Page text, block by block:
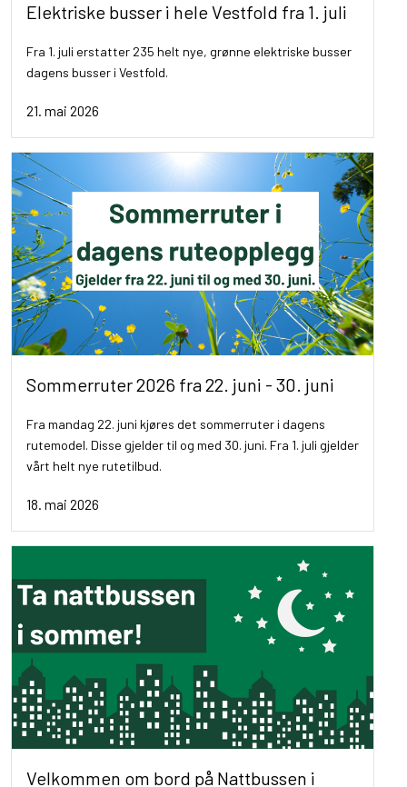
Elektriske busser i hele Vestfold fra 1. juli
Fra 1. juli erstatter 235 helt nye, grønne elektriske busser
dagens busser i Vestfold.
21. mai 2026
Sommerruter 2026 fra 22. juni - 30. juni
Fra mandag 22. juni kjøres det sommerruter i dagens
rutemodel. Disse gjelder til og med 30. juni. Fra 1. juli gjelder
vårt helt nye rutetilbud.
18. mai 2026
Velkommen om bord på Nattbussen i